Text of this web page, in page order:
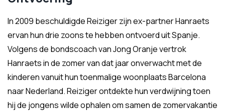
In 2009 beschuldigde Reiziger zijn ex-partner Hanraets
ervan hun drie zoons te hebben ontvoerd uit Spanje.
Volgens de bondscoach van Jong Oranje vertrok
Hanraets in de zomer van dat jaar onverwacht met de
kinderen vanuit hun toenmalige woonplaats Barcelona
naar Nederland. Reiziger ontdekte hun verdwijning toen
hij de jongens wilde ophalen om samen de zomervakantie